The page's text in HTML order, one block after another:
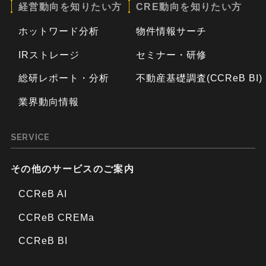
経営動向を知りたい方
ホットワード分析
IRストレージ
総研レポート・分析
業界動向情報
CRE動向を知りたい方
物件情報サーチ
セミナー・研修
不動産基礎調査(CCReB BI)
SERVICE
その他のサービスのご案内
CCReB AI
CCReB CREMa
CCReB BI